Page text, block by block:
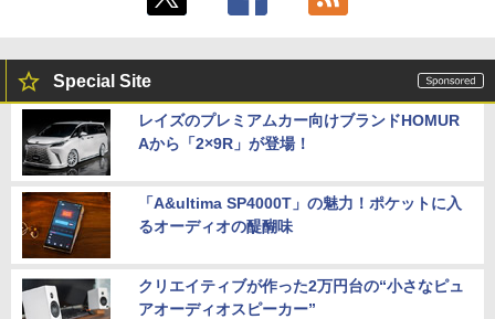
Special Site
レイズのプレミアムカー向けブランドHOMUR
Aから「2×9R」が登場！
「A&ultima SP4000T」の魅力！ポケットに入
るオーディオの醍醐味
クリエイティブが作った2万円台の“小さなピュ
アオーディオスピーカー”